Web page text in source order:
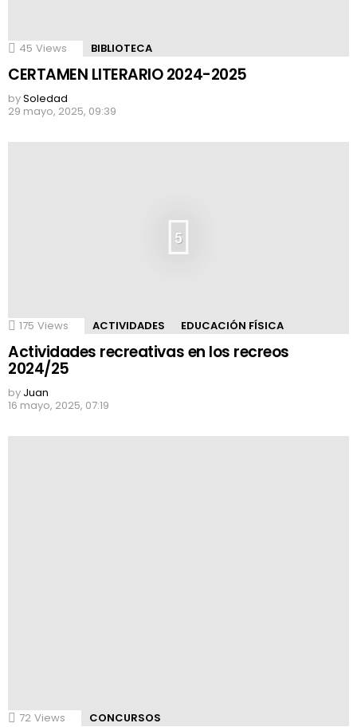
45 Views BIBLIOTECA
CERTAMEN LITERARIO 2024-2025
bySoledad
29 mayo, 2025, 09:39
5
175 Views ACTIVIDADES EDUCACIÓN FÍSICA
Actividades recreativas en los recreos
2024/25
by Juan
16 mayo, 2025, 07:19
72 Views CONCURSOS